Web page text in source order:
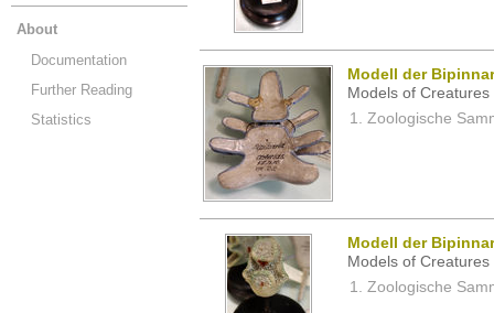
About
Documentation
Further Reading
Statistics
Modell der
Models of
Zoologische
Modell der
Models of
Zoologische